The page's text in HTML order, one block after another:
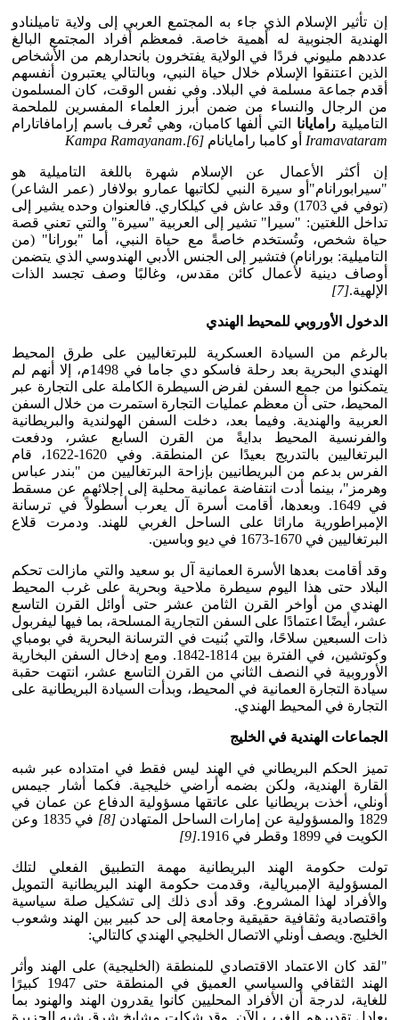
إن تأثير الإسلام الذي جاء به المجتمع العربي إلى ولاية تاميلنادو
الهندية الجنوبية له أهمية خاصة. فمعظم أفراد المجتمع البالغ
عددهم مليوني فردًا في الولاية يفتخرون بانحدارهم من الأشخاص
الذين اعتنقوا الإسلام خلال حياة النبي، وبالتالي يعتبرون أنفسهم
أقدم جماعة مسلمة في البلاد. وفي نفس الوقت، كان المسلمون
من الرجال والنساء من ضمن أبرز العلماء المفسرين للملحمة
التاميلية رامايانا التي ألفها كامبان، وهي تُعرف باسم إرامافاتارام
Iramavataram أو كامبا رامايانام Kampa Ramayanam.[6]
إن أكثر الأعمال عن الإسلام شهرة باللغة التاميلية هو
"سيرابورانام"أو سيرة النبي لكاتبها عمارو بولافار (عمر الشاعر)
(توفي في 1703) وقد عاش في كيلكاري. فالعنوان وحده يشير إلى
تداخل اللغتين: "سيرا" تشير إلى العربية "سيرة" والتي تعني قصة
حياة شخص، وتُستخدم خاصةً مع حياة النبي، أما "بورانا" (من
التاميلية: بورانام) فتشير إلى الجنس الأدبي الهندوسي الذي يتضمن
أوصاف دينية لأعمال كائن مقدس، وغالبًا وصف تجسد الذات
الإلهية.[7]
الدخول الأوروبي للمحيط الهندي
بالرغم من السيادة العسكرية للبرتغاليين على طرق المحيط
الهندي البحرية بعد رحلة فاسكو دي جاما في 1498م، إلا أنهم لم
يتمكنوا من جمع السفن لفرض السيطرة الكاملة على التجارة عبر
المحيط، حتى أن معظم عمليات التجارة استمرت من خلال السفن
العربية والهندية. وفيما بعد، دخلت السفن الهولندية والبريطانية
والفرنسية المحيط بدايةً من القرن السابع عشر، ودفعت
البرتغاليين بالتدريج بعيدًا عن المنطقة. وفي 1620-1622، قام
الفرس بدعم من البريطانيين بإزاحة البرتغاليين من "بندر عباس
وهرمز"، بينما أدت انتفاضة عمانية محلية إلى إجلائهم عن مسقط
في 1649. وبعدها، أقامت أسرة آل يعرب أسطولاً في ترسانة
الإمبراطورية ماراثا على الساحل الغربي للهند. ودمرت قلاع
البرتغاليين في 1670-1673 في ديو وباسين.
وقد أقامت بعدها الأسرة العمانية آل بو سعيد والتي مازالت تحكم
البلاد حتى هذا اليوم سيطرة ملاحية وبحرية على غرب المحيط
الهندي من أواخر القرن الثامن عشر حتى أوائل القرن التاسع
عشر، أيضًا اعتمادًا على السفن التجارية المسلحة، بما فيها ليفربول
ذات السبعين سلاحًا، والتي بُنيت في الترسانة البحرية في بومباي
وكوتشين، في الفترة بين 1814-1842. ومع إدخال السفن البخارية
الأوروبية في النصف الثاني من القرن التاسع عشر، انتهت حقبة
سيادة التجارة العمانية في المحيط، وبدأت السيادة البريطانية على
التجارة في المحيط الهندي.
الجماعات الهندية في الخليج
تميز الحكم البريطاني في الهند ليس فقط في امتداده عبر شبه
القارة الهندية، ولكن بضمه أراضي خليجية. فكما أشار جيمس
أونلي، أخذت بريطانيا على عاتقها مسؤولية الدفاع عن عمان في
1829 والمسؤولية عن إمارات الساحل المتهادن
[8]
في 1835 وعن
الكويت في 1899 وقطر في 1916.
[9]
تولت حكومة الهند البريطانية مهمة التطبيق الفعلي لتلك
المسؤولية الإمبريالية، وقدمت حكومة الهند البريطانية التمويل
والأفراد لهذا المشروع. وقد أدى ذلك إلى تشكيل صلة سياسية
واقتصادية وثقافية حقيقية وجامعة إلى حد كبير بين الهند وشعوب
الخليج. ويصف أونلي الاتصال الخليجي الهندي كالتالي:
"لقد كان الاعتماد الاقتصادي للمنطقة (الخليجية) على الهند وأثر
الهند الثقافي والسياسي العميق في المنطقة حتى 1947 كبيرًا
للغاية، لدرجة أن الأفراد المحليين كانوا يقدرون الهند والهنود بما